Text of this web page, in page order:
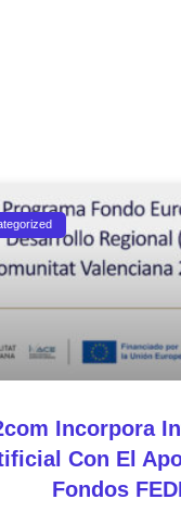
Incorpora
Con El
Fondos